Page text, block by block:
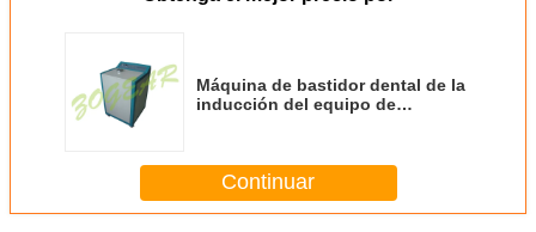
Máquina de bastidor dental de la
inducción del equipo de
Continuar